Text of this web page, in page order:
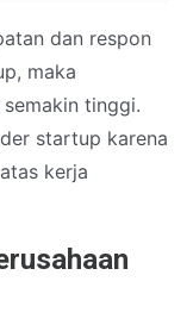
dan respon
maka
tinggi.
startup karena
kerja